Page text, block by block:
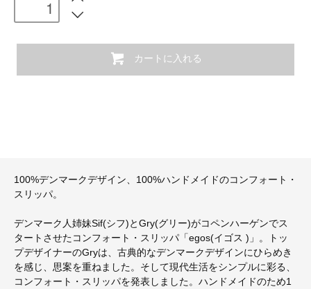
カートに入れる
100%デンマークデザイン、100%ハンドメイドのコンフォート・
スリッパ。
デンマーク人姉妹Sif(シフ)とGry(グリー)がコペンハーゲンでス
タートさせたコンフォート・スリッパ「egos(イゴス )」。トッ
プデザイナーのGryは、古典的なデンマークデザインにひらめき
を感じ、思案を重ねました。そして現代生活をシンプルに彩る、
コンフォート・スリッパを発表しました。ハンドメイドのため1